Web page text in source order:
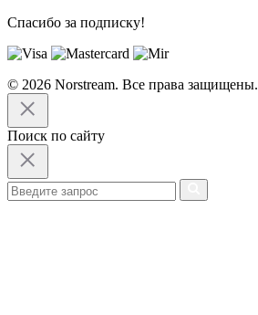
Спасибо за подписку!
© 2026 Norstream. Все права защищены.
Поиск по сайту